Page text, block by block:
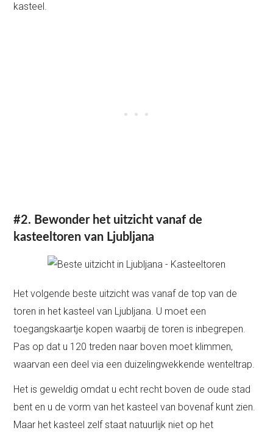
kasteel.
#2. Bewonder het uitzicht vanaf de
kasteeltoren van Ljubljana
Het volgende beste uitzicht was vanaf de top van de
toren in het kasteel van Ljubljana. U moet een
toegangskaartje kopen waarbij de toren is inbegrepen.
Pas op dat u 120 treden naar boven moet klimmen,
waarvan een deel via een duizelingwekkende wenteltrap.
Het is geweldig omdat u echt recht boven de oude stad
bent en u de vorm van het kasteel van bovenaf kunt zien.
Maar het kasteel zelf staat natuurlijk niet op het